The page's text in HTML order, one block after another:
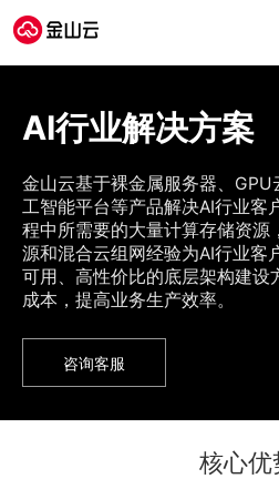
AI行业解决方案
金山云基于裸金属服务器、GPU
工智能平台等产品解决AI行业客
程中所需要的大量计算存储资源
源和混合云组网经验为AI行业客
可用、高性价比的底层架构建设
成本，提高业务生产效率。
咨询客服
核心优